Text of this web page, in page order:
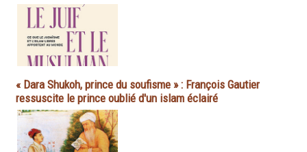
« Dara Shukoh, prince du soufisme » : François Gautier
ressuscite le prince oublié d'un islam éclairé